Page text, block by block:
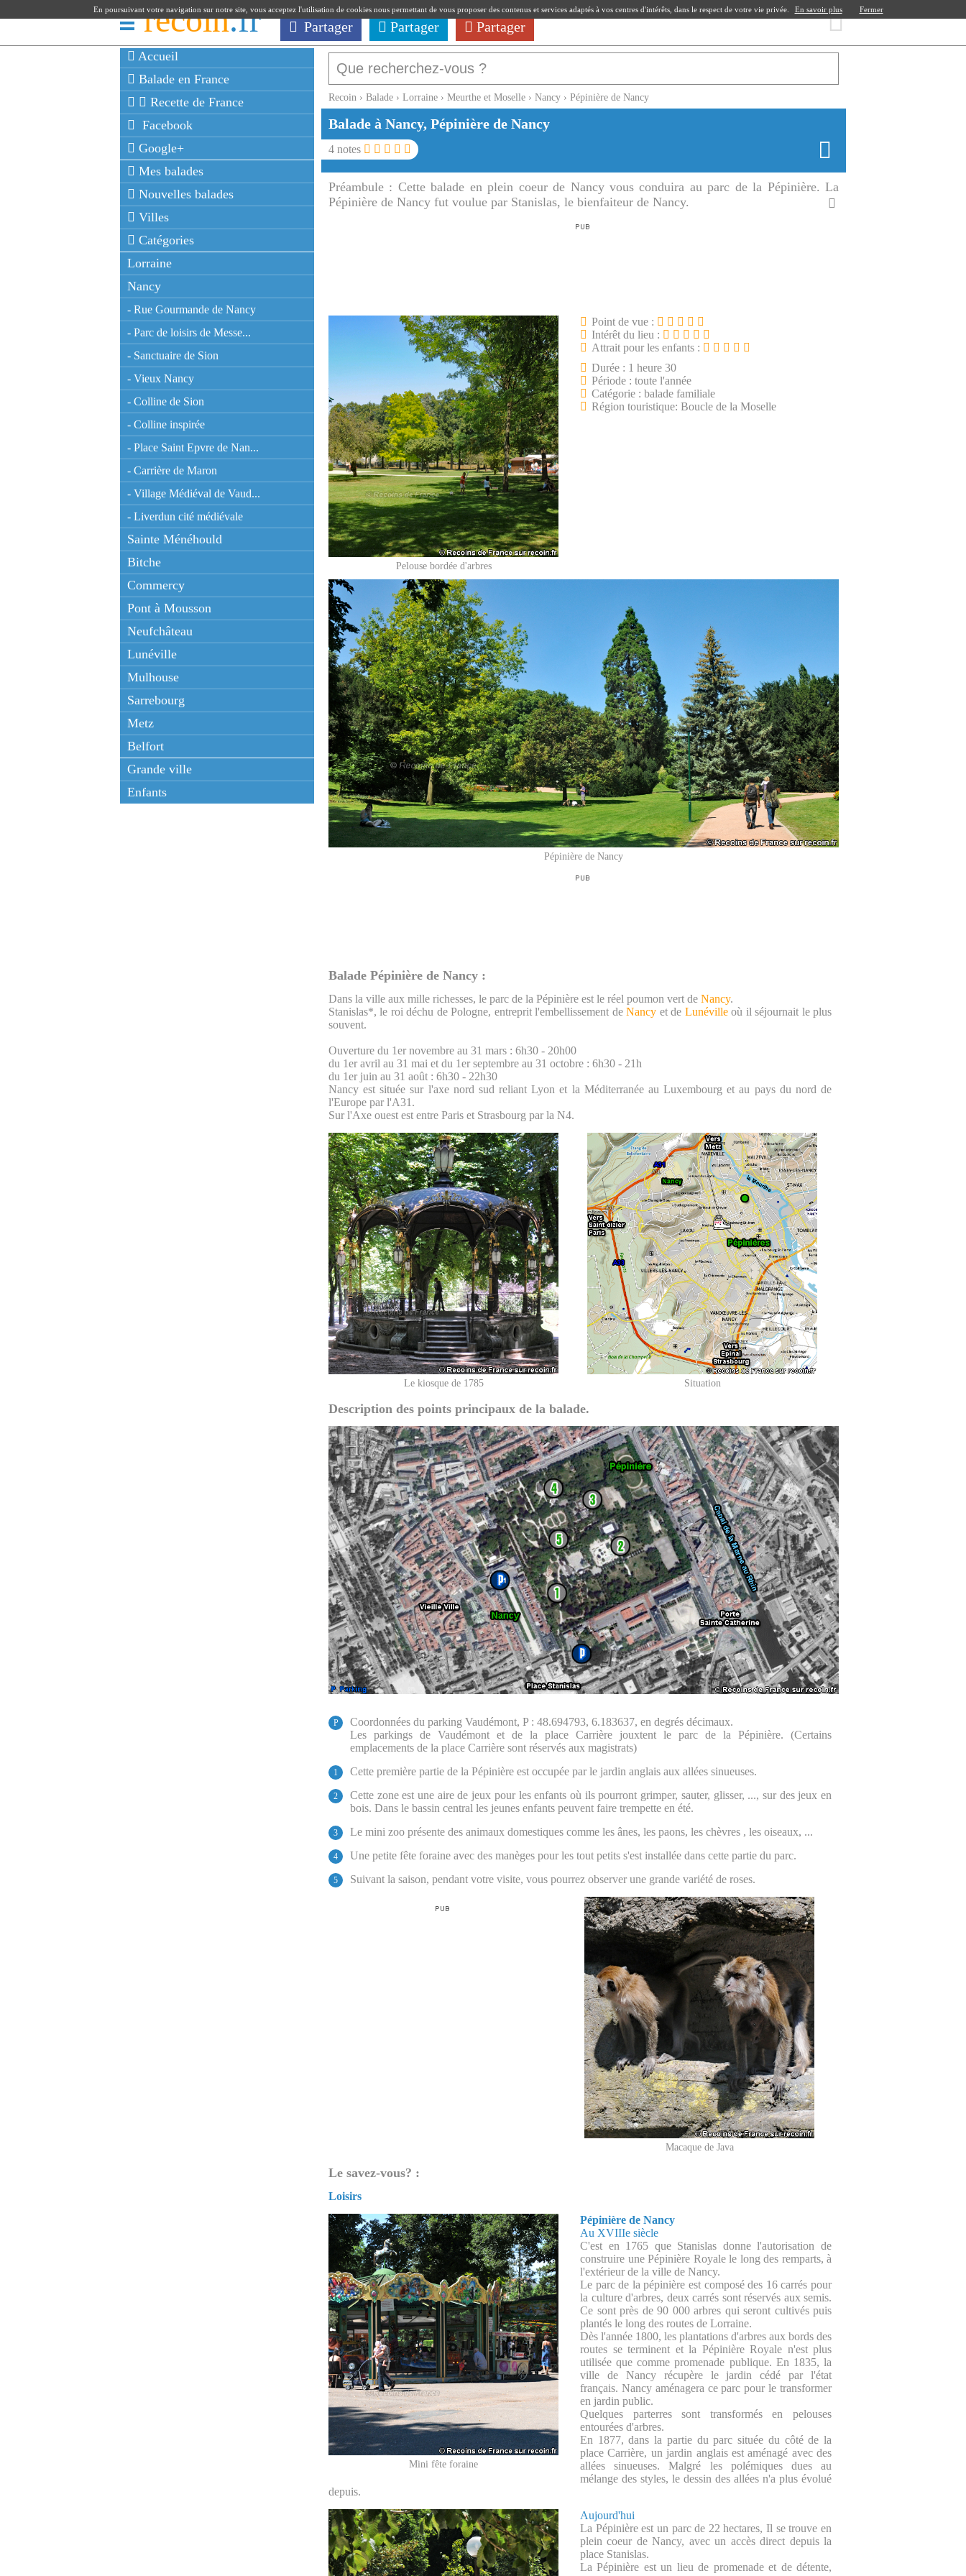
recoin.fr Partager Partager Partager
Accueil
Balade en France
Recette de France
Facebook
Google+
Mes balades
Nouvelles balades
Villes
Catégories
Lorraine
Nancy
- Rue Gourmande de Nancy
- Parc de loisirs de Messe...
- Sanctuaire de Sion
- Vieux Nancy
- Colline de Sion
- Colline inspirée
- Place Saint Epvre de Nan...
- Carrière de Maron
- Village Médiéval de Vaud...
- Liverdun cité médiévale
Sainte Ménéhould
Bitche
Commercy
Pont à Mousson
Neufchâteau
Lunéville
Mulhouse
Sarrebourg
Metz
Belfort
Grande ville
Enfants
Recoin › Balade › Lorraine › Meurthe et Moselle › Nancy › Pépinière de Nancy
Balade à Nancy, Pépinière de Nancy
4 notes
Préambule : Cette balade en plein coeur de Nancy vous conduira au parc de la Pépinière. La
Pépinière de Nancy fut voulue par Stanislas, le bienfaiteur de Nancy.
Pelouse bordée d'arbres
Point de vue :
Intérêt du lieu :
Attrait pour les enfants :
Durée : 1 heure 30
Période : toute l'année
Catégorie : balade familiale
Région touristique: Boucle de la Moselle
Pépinière de Nancy
Balade Pépinière de Nancy :
Dans la ville aux mille richesses, le parc de la Pépinière est le réel poumon vert de Nancy.
Stanislas*, le roi déchu de Pologne, entreprit l'embellissement deNancy et de Lunévilleoù il séjournait le plus
souvent.
Ouverture du 1er novembre au 31 mars : 6h30 - 20h00
du 1er avril au 31 mai et du 1er septembre au 31 octobre : 6h30 - 21h
du 1er juin au 31 août : 6h30 - 22h30
Nancy est située sur l'axe nord sud reliant Lyon et la Méditerranée au Luxembourg et au pays du nord de
l'Europe par l'A31.
Sur l'Axe ouest est entre Paris et Strasbourg par la N4.
Le kiosque de 1785 Situation
Description des points principaux de la balade.
P
Coordonnées du parking Vaudémont, P : 48.694793, 6.183637, en degrés décimaux.
Les parkings de Vaudémont et de la place Carrière jouxtent le parc de la Pépinière. (Certains
emplacements de la place Carrière sont réservés aux magistrats)
1 Cette première partie de la Pépinière est occupée par le jardin anglais aux allées sinueuses.
2
Cette zone est une aire de jeux pour les enfants où ils pourront grimper, sauter, glisser, ..., sur des jeux en
bois. Dans le bassin central les jeunes enfants peuvent faire trempette en été.
3 Le mini zoo présente des animaux domestiques comme les ânes, les paons, les chèvres , les oiseaux, ...
4 Une petite fête foraine avec des manèges pour les tout petits s'est installée dans cette partie du parc.
5 Suivant la saison, pendant votre visite, vous pourrez observer une grande variété de roses.
Macaque de Java
Le savez-vous? :
Loisirs
Mini fête foraine
Pépinière de Nancy
Au XVIIIe siècle
C'est en 1765 que Stanislas donne l'autorisation de
construire une Pépinière Royale le long des remparts, à
l'extérieur de la ville de Nancy.
Le parc de la pépinière est composé des 16 carrés pour
la culture d'arbres, deux carrés sont réservés aux semis.
Ce sont près de 90 000 arbres qui seront cultivés puis
plantés le long des routes de Lorraine.
Dès l'année 1800, les plantations d'arbres aux bords des
routes se terminent et la Pépinière Royale n'est plus
utilisée que comme promenade publique. En 1835, la
ville de Nancy récupère le jardin cédé par l'état
français. Nancy aménagera ce parc pour le transformer
en jardin public.
Quelques parterres sont transformés en pelouses
entourées d'arbres.
En 1877, dans la partie du parc située du côté de la
place Carrière, un jardin anglais est aménagé avec des
allées sinueuses. Malgré les polémiques dues au
mélange des styles, le dessin des allées n'a plus évolué
depuis.
Aujourd'hui
La Pépinière est un parc de 22 hectares, Il se trouve en
plein coeur de Nancy, avec un accès direct depuis la
place Stanislas.
La Pépinière est un lieu de promenade et de détente,
En poursuivant votre navigation sur notre site, vous acceptez l'utilisation de cookies nous permettant de vous proposer des contenus et services adaptés à vos centres d'intérêts, dans le respect de votre vie privée. En savoir plus Fermer